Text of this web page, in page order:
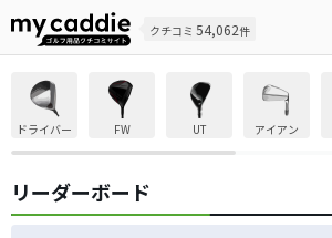
クチコミ 54,062件
ドライバー FW UT アイアン
リーダーボード